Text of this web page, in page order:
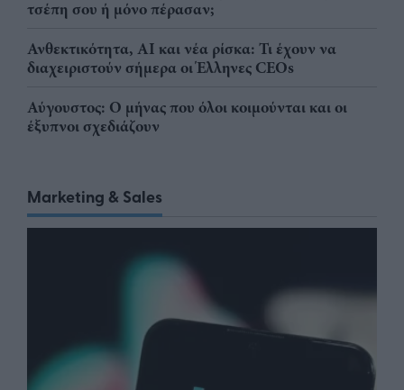
τσέπη σου ή μόνο πέρασαν;
Ανθεκτικότητα, AI και νέα ρίσκα: Τι έχουν να
διαχειριστούν σήμερα οι Έλληνες CEOs
Αύγουστος: Ο μήνας που όλοι κοιμούνται και οι
έξυπνοι σχεδιάζουν
Marketing & Sales